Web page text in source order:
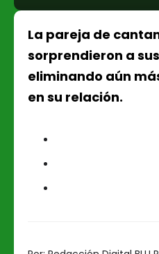
La pareja de
sorprendieron a
eliminando aún
en su relación.